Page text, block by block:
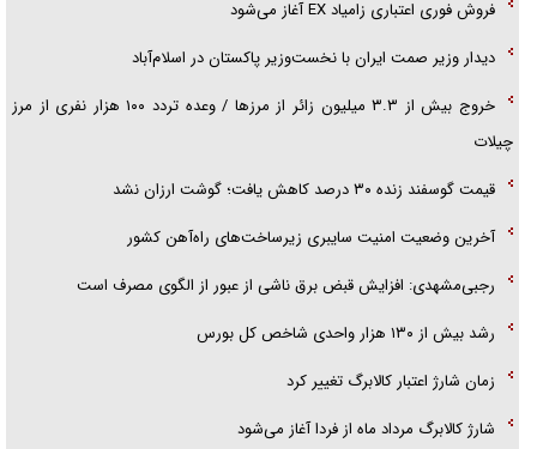
فروش فوری اعتباری زامیاد EX آغاز می‌شود
دیدار وزیر صمت ایران با نخست‌وزیر پاکستان در اسلام‌آباد
خروج بیش از ۳.۳ میلیون زائر از مرز‌ها / وعده تردد ۱۰۰ هزار نفری از مرز
چیلات
قیمت گوسفند زنده ۳۰ درصد کاهش یافت؛ گوشت ارزان نشد
آخرین وضعیت امنیت سایبری زیرساخت‌های راه‌آهن کشور
رجبی‌مشهدی: افزایش قبض برق ناشی از عبور از الگوی مصرف است
رشد بیش از ۱۳۰ هزار واحدی شاخص کل بورس
زمان شارژ اعتبار کالابرگ تغییر کرد
شارژ کالابرگ مرداد ماه از فردا آغاز می‌شود